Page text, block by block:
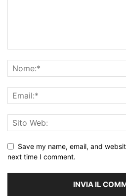
Save my name, email, and
next time I comment.